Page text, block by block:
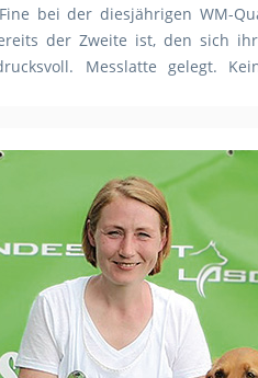
bei der diesjährigen WM-
der Zweite ist, den sich
Messlatte gelegt.